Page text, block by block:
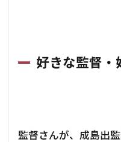
好きな監督・
監督さんが、成島出